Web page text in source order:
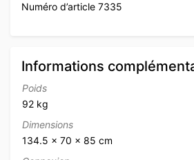
Numéro d’article 7335
Informations
Poids
92 kg
Dimensions
134.5 × 70 × 85 cm